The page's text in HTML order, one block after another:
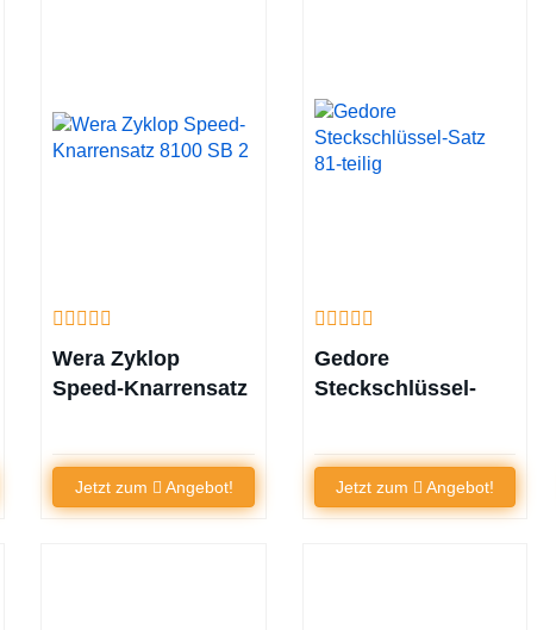
Wera Zyklop
Speed-Knarrensatz
Jetzt zum Angebot!
Gedore
Steckschlüssel-
Jetzt zum Angebot!